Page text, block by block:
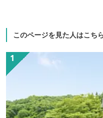
このページを見た人はこち